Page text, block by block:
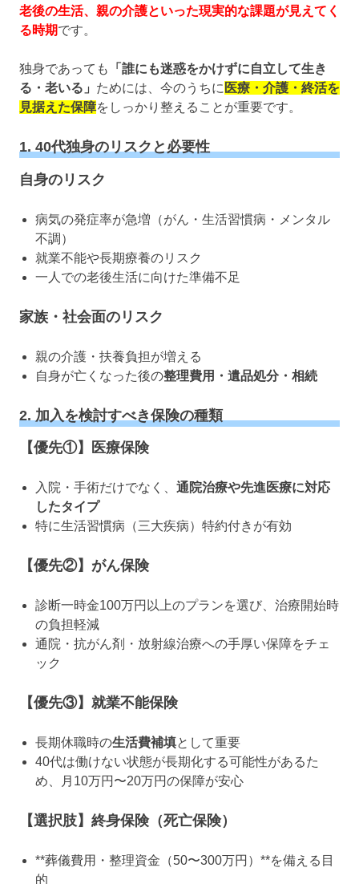
老後の生活、親の介護といった現実的な課題が見えてく
る時期です。
独身であっても
「誰にも迷惑をかけずに自立して生き
る・老いる」 ためには、今のうちに 医療・介護・終活を
見据えた保障をしっかり整えることが重要です。
1. 40代独身のリスクと必要性
自身のリスク
病気の発症率が急増（がん・生活習慣病・メンタル
不調）
就業不能や長期療養のリスク
一人での老後生活に向けた準備不足
家族・社会面のリスク
親の介護・扶養負担が増える
自身が亡くなった後の整理費用・遺品処分・相続
2. 加入を検討すべき保険の種類
【優先①】医療保険
入院・手術だけでなく、 通院治療や先進医療に対応
したタイプ
特に生活習慣病（三大疾病）特約付きが有効
【優先②】がん保険
診断一時金100万円以上のプランを選び、治療開始時
の負担軽減
通院・抗がん剤・放射線治療への手厚い保障をチェ
ック
【優先③】就業不能保険
長期休職時の生活費補填として重要
40代は働けない状態が長期化する可能性があるた
め、月10万円〜20万円の保障が安心
【選択肢】終身保険（死亡保険）
**葬儀費用・整理資金（50〜300万円）**を備える目
的